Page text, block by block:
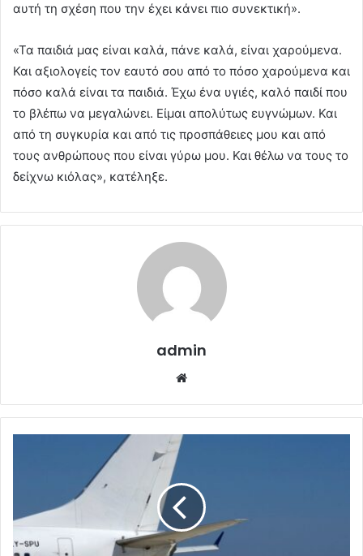
αυτή τη σχέση που την έχει κάνει πιο συνεκτική».
«Τα παιδιά μας είναι καλά, πάνε καλά, είναι χαρούμενα.
Και αξιολογείς τον εαυτό σου από το πόσο χαρούμενα και
πόσο καλά είναι τα παιδιά. Έχω ένα υγιές, καλό παιδί που
το βλέπω να μεγαλώνει. Είμαι απολύτως ευγνώμων. Και
από τη συγκυρία και από τις προσπάθειες μου και από
τους ανθρώπους που είναι γύρω μου. Και θέλω να τους το
δείχνω κιόλας», κατέληξε.
admin